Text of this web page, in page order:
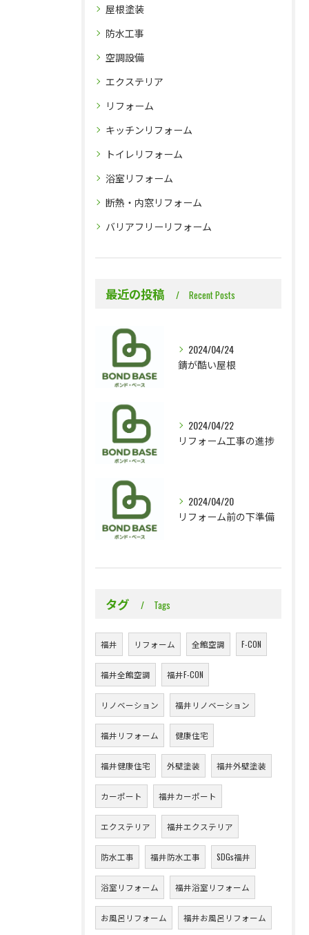
屋根塗装
防水工事
空調設備
エクステリア
リフォーム
キッチンリフォーム
トイレリフォーム
浴室リフォーム
断熱・内窓リフォーム
バリアフリーリフォーム
最近の投稿 Recent Posts
2024/04/24
錆が酷い屋根
2024/04/22
リフォーム工事の進捗
2024/04/20
リフォーム前の下準備
タグ Tags
福井 リフォーム 全館空調 F-CON
福井全館空調 福井F-CON
リノベーション 福井リノベーション
福井リフォーム 健康住宅
福井健康住宅 外壁塗装 福井外壁塗装
カーポート 福井カーポート
エクステリア 福井エクステリア
防水工事 福井防水工事 SDGs福井
浴室リフォーム 福井浴室リフォーム
お風呂リフォーム 福井お風呂リフォーム